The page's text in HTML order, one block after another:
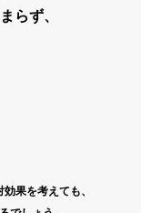
らず、
果を考えても、